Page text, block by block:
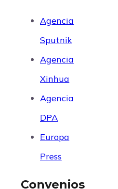
Agencia
Sputnik
Agencia
Xinhua
Agencia
DPA
Europa
Press
Convenios